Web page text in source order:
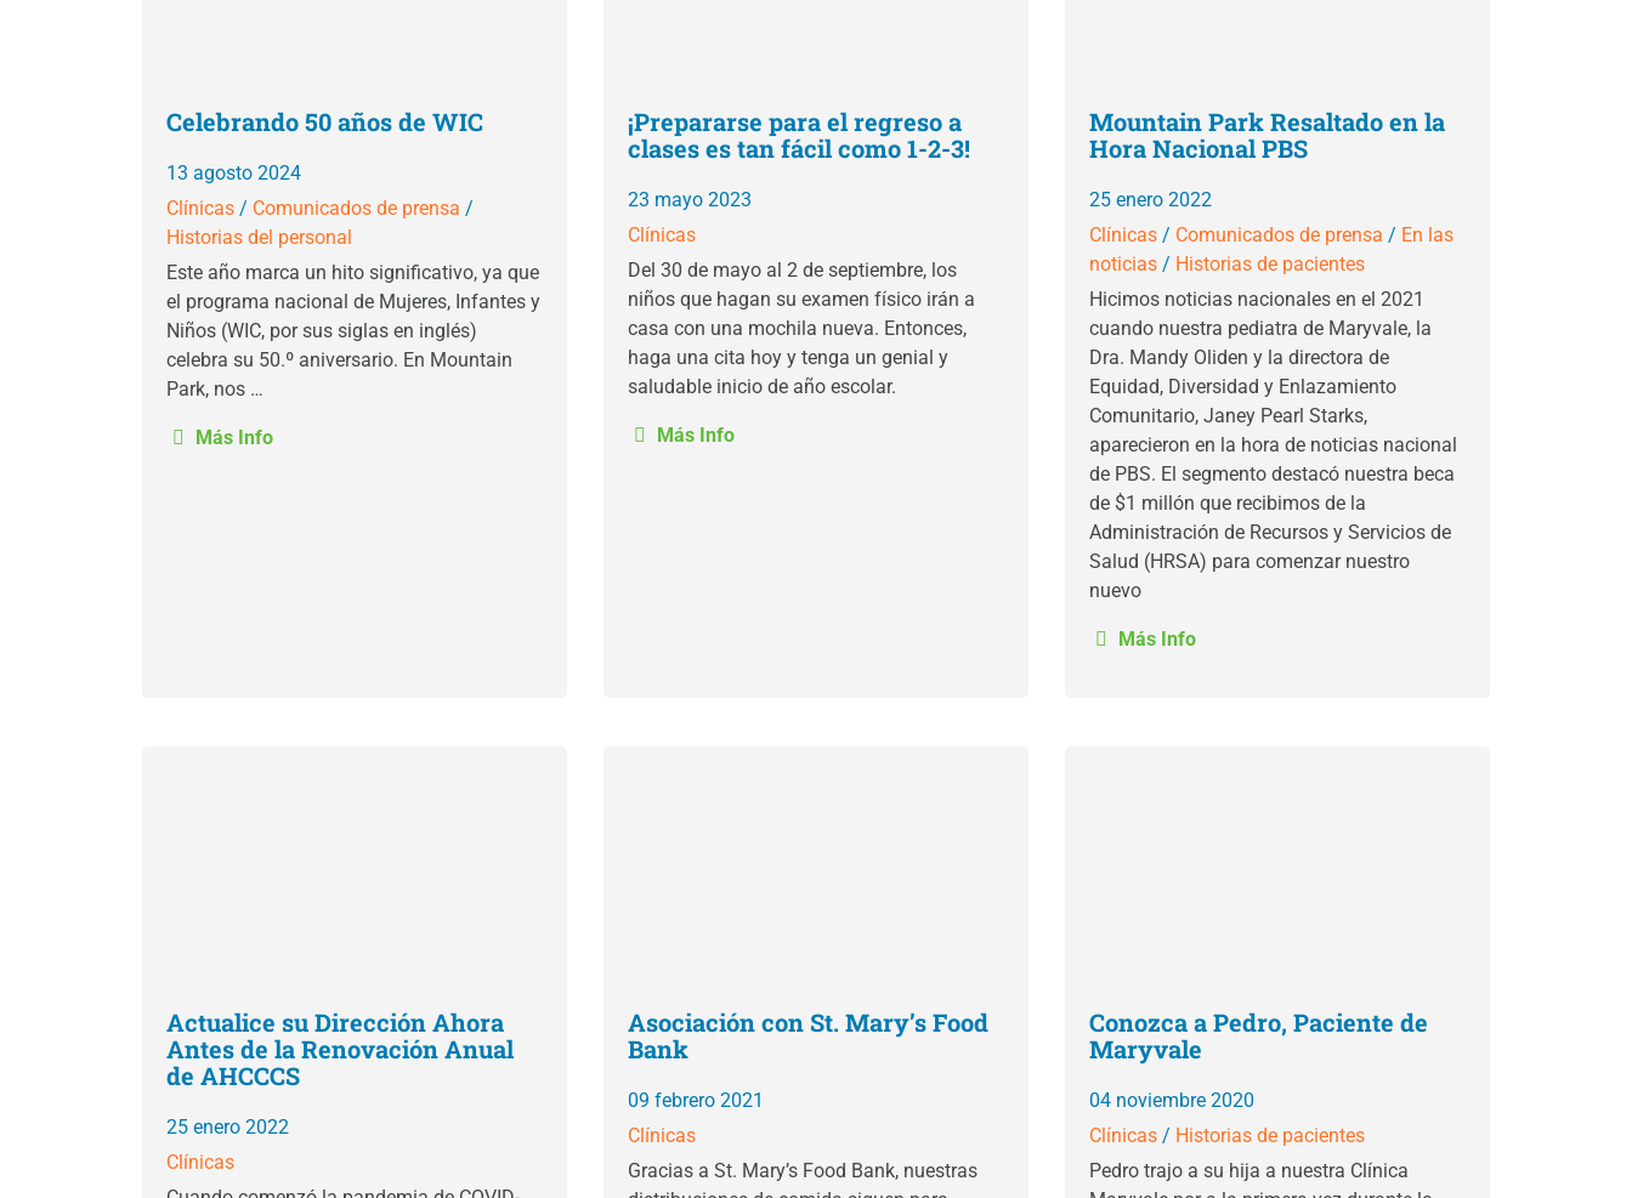
Celebrando 50 años de WIC
13 agosto 2024
Clínicas / Comunicados de prensa /
Historias del personal
Este año marca un hito significativo, ya que
el programa nacional de Mujeres, Infantes y
Niños (WIC, por sus siglas en inglés)
celebra su 50.º aniversario. En Mountain
Park, nos …
Más Info
¡Prepararse para el regreso a
clases es tan fácil como 1-2-3!
23 mayo 2023
Clínicas
Del 30 de mayo al 2 de septiembre, los
niños que hagan su examen físico irán a
casa con una mochila nueva. Entonces,
haga una cita hoy y tenga un genial y
saludable inicio de año escolar.
Más Info
Mountain Park Resaltado en la
Hora Nacional PBS
25 enero 2022
Clínicas / Comunicados de prensa / En las
noticias / Historias de pacientes
Hicimos noticias nacionales en el 2021
cuando nuestra pediatra de Maryvale, la
Dra. Mandy Oliden y la directora de
Equidad, Diversidad y Enlazamiento
Comunitario, Janey Pearl Starks,
aparecieron en la hora de noticias nacional
de PBS. El segmento destacó nuestra beca
de $1 millón que recibimos de la
Administración de Recursos y Servicios de
Salud (HRSA) para comenzar nuestro
nuevo
Más Info
Actualice su Dirección Ahora
Antes de la Renovación Anual
de AHCCCS
25 enero 2022
Clínicas
Asociación con St. Mary’s Food
Bank
09 febrero 2021
Clínicas
Gracias a St. Mary’s Food Bank, nuestras
Conozca a Pedro, Paciente de
Maryvale
04 noviembre 2020
Clínicas / Historias de pacientes
Pedro trajo a su hija a nuestra Clínica